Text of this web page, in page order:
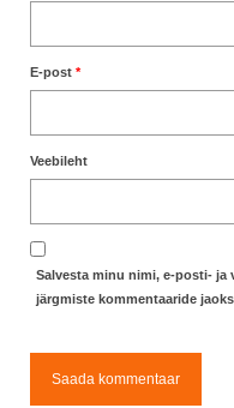
E-post *
Veebileht
Salvesta minu nimi, e-posti- ja
järgmiste kommentaaride